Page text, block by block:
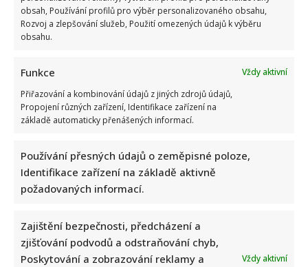
obsah, Používání profilů pro výběr personalizovaného obsahu,
Rozvoj a zlepšování služeb, Použití omezených údajů k výběru
obsahu.
Funkce
Vždy aktivní
Přiřazování a kombinování údajů z jiných zdrojů údajů,
Propojení různých zařízení, Identifikace zařízení na
základě automaticky přenášených informací.
Používání přesných údajů o zeměpisné poloze,
Identifikace zařízení na základě aktivně
požadovaných informací.
Zajištění bezpečnosti, předcházení a
zjišťování podvodů a odstraňování chyb,
Poskytování a zobrazování reklamy a
Vždy aktivní